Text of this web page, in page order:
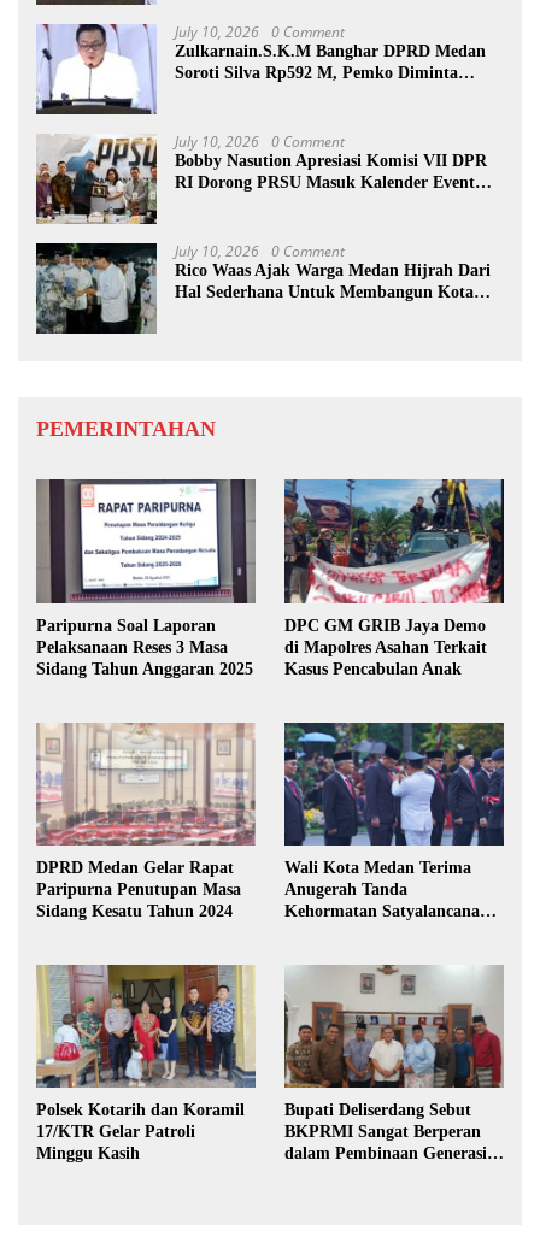
July 10, 2026 0 Comment
Zulkarnain.S.K.M Banghar DPRD Medan
Soroti Silva Rp592 M, Pemko Diminta
July 10, 2026 0 Comment
Bobby Nasution Apresiasi Komisi VII DPR
RI Dorong PRSU Masuk Kalender Event
July 10, 2026 0 Comment
Rico Waas Ajak Warga Medan Hijrah Dari
Hal Sederhana Untuk Membangun Kota
PEMERINTAHAN
Paripurna Soal Laporan
Pelaksanaan Reses 3 Masa
Sidang Tahun Anggaran 2025
DPC GM GRIB Jaya Demo
di Mapolres Asahan Terkait
Kasus Pencabulan Anak
DPRD Medan Gelar Rapat
Paripurna Penutupan Masa
Sidang Kesatu Tahun 2024
Wali Kota Medan Terima
Anugerah Tanda
Kehormatan Satyalancana
Polsek Kotarih dan Koramil
17/KTR Gelar Patroli
Minggu Kasih
Bupati Deliserdang Sebut
BKPRMI Sangat Berperan
dalam Pembinaan Generasi